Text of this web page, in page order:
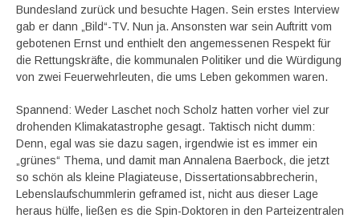
Bundesland zurück und besuchte Hagen. Sein erstes Interview
gab er dann „Bild“-TV. Nun ja. Ansonsten war sein Auftritt vom
gebotenen Ernst und enthielt den angemessenen Respekt für
die Rettungskräfte, die kommunalen Politiker und die Würdigung
von zwei Feuerwehrleuten, die ums Leben gekommen waren.
Spannend: Weder Laschet noch Scholz hatten vorher viel zur
drohenden Klimakatastrophe gesagt. Taktisch nicht dumm:
Denn, egal was sie dazu sagen, irgendwie ist es immer ein
„grünes“ Thema, und damit man Annalena Baerbock, die jetzt
so schön als kleine Plagiateuse, Dissertationsabbrecherin,
Lebenslaufschummlerin geframed ist, nicht aus dieser Lage
heraus hülfe, ließen es die Spin-Doktoren in den Parteizentralen